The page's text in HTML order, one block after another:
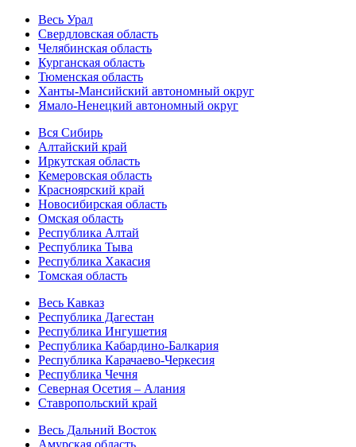
Весь Урал
Свердловская область
Челябинская область
Курганская область
Тюменская область
Ханты-Мансийский автономный округ
Ямало-Ненецкий автономный округ
Вся Сибирь
Алтайский край
Иркутская область
Кемеровская область
Красноярский край
Новосибирская область
Омская область
Республика Алтай
Республика Тыва
Республика Хакасия
Томская область
Весь Кавказ
Республика Дагестан
Республика Ингушетия
Республика Кабардино-Балкария
Республика Карачаево-Черкесия
Республика Чечня
Северная Осетия – Алания
Ставропольский край
Весь Дальний Восток
Амурская область